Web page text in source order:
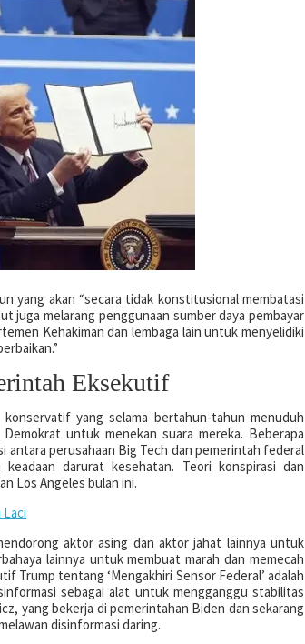
yang akan “secara tidak konstitusional membatasi
juga melarang penggunaan sumber daya pembayar
Kehakiman dan lembaga lain untuk menyelidiki
Eksekutif
yang selama bertahun-tahun menuduh
untuk menekan suara mereka. Beberapa
antara perusahaan Big Tech dan pemerintah federal
darurat kesehatan. Teori konspirasi dan
Los Angeles bulan ini.
aktor asing dan aktor jahat lainnya untuk
lainnya untuk membuat marah dan memecah
Trump tentang ‘Mengakhiri Sensor Federal’ adalah
sebagai alat untuk mengganggu stabilitas
yang bekerja di pemerintahan Biden dan sekarang
disinformasi daring.